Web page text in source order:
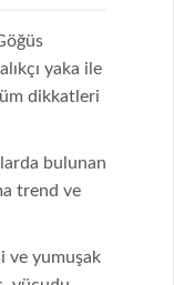
yaka ile
dikkatleri
bulunan
trend ve
ve yumuşak